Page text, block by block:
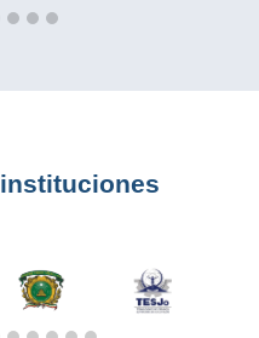
instituciones